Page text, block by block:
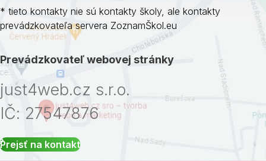
* tieto kontakty nie sú kontakty školy, ale kontakty
prevádzkovateľa servera ZoznamŠkol.eu
Prevádzkovateľ webovej stránky
just4web.cz s.r.o.
IČ: 27547876
Prejsť na kontakt